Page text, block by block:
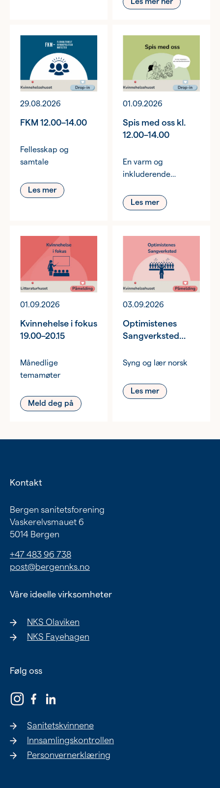
29.08.2026
FKM 12.00–14.00
Fellesskap og
samtale
Les mer
01.09.2026
Spis med oss kl.
12.00–14.00
En varm og
inkluderende
Les mer
01.09.2026
Kvinnehelse i fokus
19.00–20.15
Månedlige
temamøter
Meld deg på
03.09.2026
Optimistenes
Sangverksted
Syng og lær norsk
Les mer
Kontakt
Bergen sanitetsforening
Vaskerelvsmauet 6
5014 Bergen
+47 483 96 738
post@bergennks.no
Våre ideelle virksomheter
NKS Olaviken
NKS Fayehagen
Følg oss
Sanitetskvinnene
Innsamlingskontrollen
Personvernerklæring